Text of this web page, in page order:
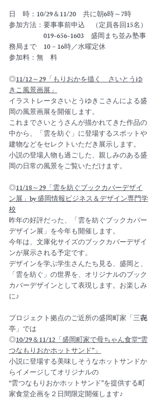
日　時：10/29＆11/20　共に朝6時～7時
参加方法：要事事前申込　（定員各回15名）
019-656-1603　盛岡まち並み塾事
務局まで　10－16時／水曜定休
参加料：無　料
◎11/12～29「もりおかを描く　さいとうゆ
きこ風景画展」
イラストレータさいとうゆきこさんによる盛
岡の風景画展を開催します。
これまでさいとうさんが描かれてきた作品の
中から、「雲を紡ぐ」に登場するスポットや
建物などをセレクトいただき展示します。
小説の登場人物も過ごした、親しみのある盛
岡の日常の風景をご覧いただけます。
◎11/18～29「雲を紡ぐブックカバーデザイ
ン展」by 盛岡情報ビジネス＆デザイン専門学
校
昨年の好評だった、「雲を紡ぐブックカバー
デザイン展」を今年も開催します。
今年は、文庫化サイズのブックカバーデザイ
ンが展示される予定です。
デザインを学ぶ学生さんたち見る、盛岡と、
「雲を紡ぐ」の世界を、オリジナルのブック
カバーデザインとして表現します。お楽しみ
に♪
プロジェクト拠点のご近所の盛岡町家「三㐂
亭」では
◎10/29＆11/12「盛岡町家で母ちゃん食堂“雲
つなもりおかホットサンド”」
小説に登場する美味しそうなホットサンドか
らイメージしてオリジナルの
“雲つなもりおかホットサンド”を提供する町
家食堂企画を２日間限定開催します♪